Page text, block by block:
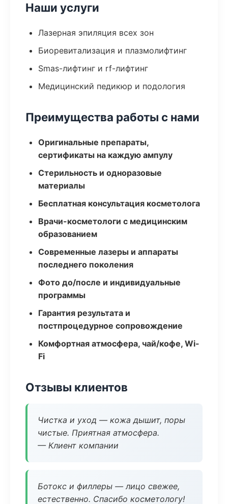
Наши услуги
Лазерная эпиляция всех зон
Биоревитализация и плазмолифтинг
Smas-лифтинг и rf-лифтинг
Медицинский педикюр и подология
Преимущества работы с нами
Оригинальные препараты,
сертификаты на каждую ампулу
Стерильность и одноразовые
материалы
Бесплатная консультация косметолога
Врачи-косметологи с медицинским
образованием
Современные лазеры и аппараты
последнего поколения
Фото до/после и индивидуальные
программы
Гарантия результата и
постпроцедурное сопровождение
Комфортная атмосфера, чай/кофе, Wi-
Fi
Отзывы клиентов
Чистка и уход — кожа дышит, поры
чистые. Приятная атмосфера.
— Клиент компании
Ботокс и филлеры — лицо свежее,
естественно. Спасибо косметологу!